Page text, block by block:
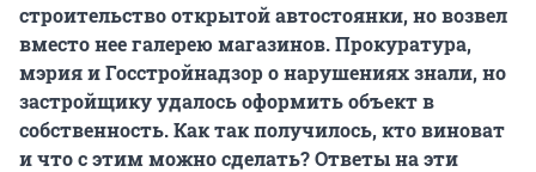
строительство открытой автостоянки, но возвел
вместо нее галерею магазинов. Прокуратура,
мэрия и Госстройнадзор о нарушениях знали, но
застройщику удалось оформить объект в
собственность. Как так получилось, кто виноват
и что с этим можно сделать? Ответы на эти